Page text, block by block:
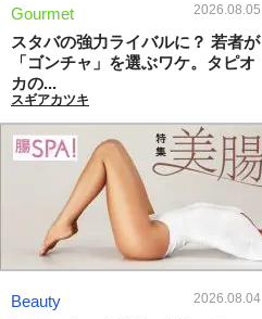
Gourmet 2026.08.05
スタバの強力ライバルに？ 若者が
「ゴンチャ」を選ぶワケ。タピオ
カの...
スギアカツキ
Beauty 2026.08.04